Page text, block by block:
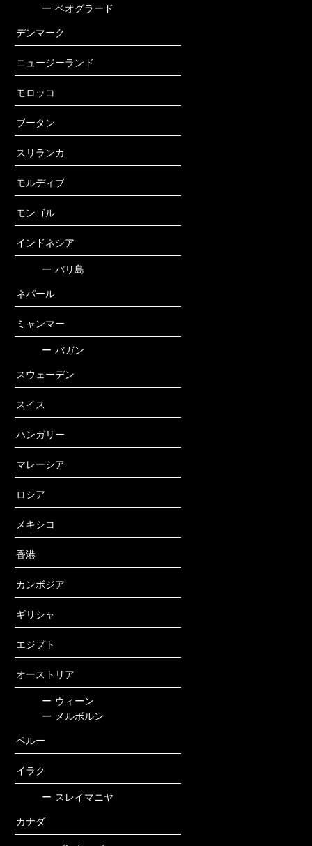
ー ベオグラード
デンマーク
ニュージーランド
モロッコ
ブータン
スリランカ
モルディブ
モンゴル
インドネシア
ー バリ島
ネパール
ミャンマー
ー バガン
スウェーデン
スイス
ハンガリー
マレーシア
ロシア
メキシコ
香港
カンボジア
ギリシャ
エジプト
オーストリア
ー ウィーン
ー
メルボルン
ペルー
イラク
ー スレイマニヤ
カナダ